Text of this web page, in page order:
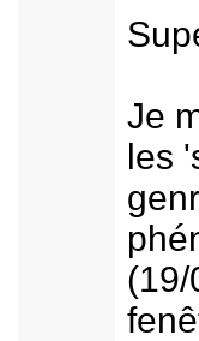
Je
les
(19/